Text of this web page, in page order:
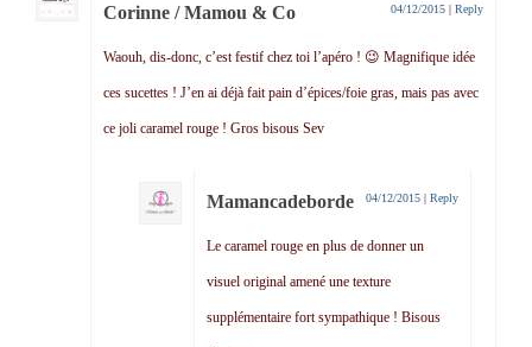
Corinne / Mamou & Co 04/12/2015 | Reply
Waouh, dis-donc, c’est festif chez toi l’apéro ! 😉 Magnifique idée
ces sucettes ! J’en ai déjà fait pain d’épices/foie gras, mais pas avec
ce joli caramel rouge ! Gros bisous Sev
Mamancadeborde 04/12/2015 | Reply
Le caramel rouge en plus de donner un
visuel original amené une texture
supplémentaire fort sympathique ! Bisous